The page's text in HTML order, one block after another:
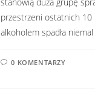
przestrzeni ostatnich 10
alkoholem spadła
0 KOMENTARZY